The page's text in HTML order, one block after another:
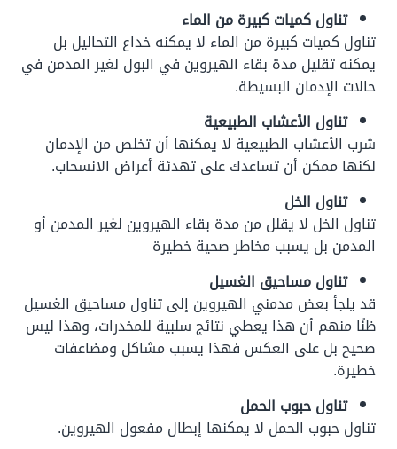
تناول كميات كبيرة من الماء
تناول كميات كبيرة من الماء لا يمكنه خداع التحاليل بل
يمكنه تقليل مدة بقاء الهيروين في البول لغير المدمن في
حالات الإدمان البسيطة.
تناول الأعشاب الطبيعية
شرب الأعشاب الطبيعية لا يمكنها أن تخلص من الإدمان
لكنها ممكن أن تساعدك على تهدئة أعراض الانسحاب.
تناول الخل
تناول الخل لا يقلل من مدة بقاء الهيروين لغير المدمن أو
المدمن بل يسبب مخاطر صحية خطيرة
تناول مساحيق الغسيل
قد يلجأ بعض مدمني الهيروين إلى تناول مساحيق الغسيل
ظنًا منهم أن هذا يعطي نتائج سلبية للمخدرات، وهذا ليس
صحيح بل على العكس فهذا يسبب مشاكل ومضاعفات
خطيرة.
تناول حبوب الحمل
تناول حبوب الحمل لا يمكنها إبطال مفعول الهيروين.